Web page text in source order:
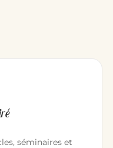
séminaires et